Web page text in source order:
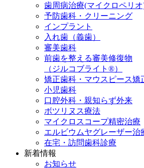
歯周病治療(マイクロペリ
予防歯科・クリーニング
インプラント
入れ歯（義歯）
審美歯科
前歯を整える審美修復物
（ジルコブライト®）
矯正歯科・マウスピース矯
小児歯科
口腔外科・親知らず外来
ボツリヌス療法
マイクロスコープ精密治療
エルビウムヤグレーザー治
在宅・訪問歯科診療
新着情報
お知らせ